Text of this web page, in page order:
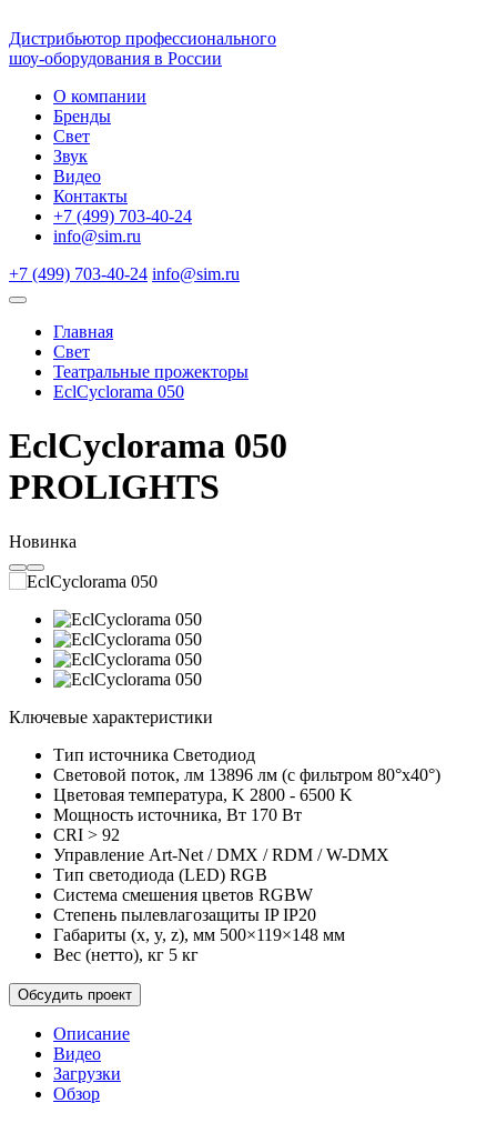
Дистрибьютор профессионального
шоу-оборудования в России
О компании
Бренды
Свет
Звук
Видео
Контакты
+7 (499) 703-40-24
info@sim.ru
+7 (499) 703-40-24 info@sim.ru
Главная
Свет
Театральные прожекторы
EclCyclorama 050
EclCyclorama 050
PROLIGHTS
Новинка
Ключевые характеристики
Тип источника Светодиод
Световой поток, лм 13896 лм (с фильтром 80°х40°)
Цветовая температура, K 2800 - 6500 K
Мощность источника, Вт 170 Вт
CRI > 92
Управление Art-Net / DMX / RDM / W-DMX
Тип светодиода (LED) RGB
Cистема смешения цветов RGBW
Степень пылевлагозащиты IP IP20
Габариты (x, y, z), мм 500×119×148 мм
Вес (нетто), кг 5 кг
Обсудить проект
Описание
Видео
Загрузки
Обзор